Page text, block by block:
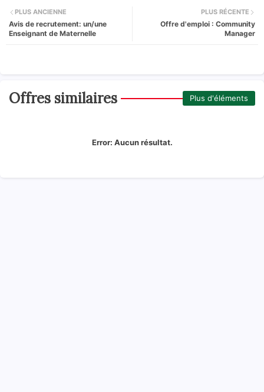
PLUS RÉCENTE
Offre d'emploi : Community
Manager
PLUS ANCIENNE
Avis de recrutement: un/une
Enseignant de Maternelle
Offres similaires Plus d'éléments
Error: Aucun résultat.